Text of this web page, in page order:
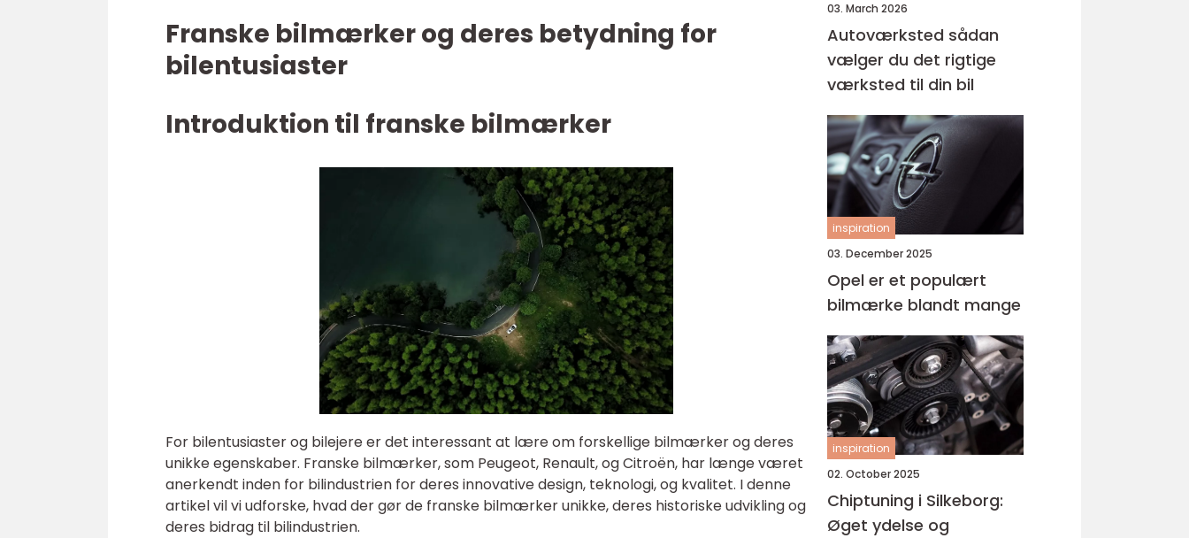
Franske bilmærker og deres betydning for
bilentusiaster
Introduktion til franske bilmærker
For bilentusiaster og bilejere er det interessant at lære om forskellige bilmærker og deres
unikke egenskaber. Franske bilmærker, som Peugeot, Renault, og Citroën, har længe været
anerkendt inden for bilindustrien for deres innovative design, teknologi, og kvalitet. I denne
artikel vil vi udforske, hvad der gør de franske bilmærker unikke, deres historiske udvikling og
deres bidrag til bilindustrien.
03. March 2026
Autoværksted sådan
vælger du det rigtige
værksted til din bil
inspiration
03. December 2025
Opel er et populært
bilmærke blandt mange
inspiration
02. October 2025
Chiptuning i Silkeborg:
Øget ydelse og